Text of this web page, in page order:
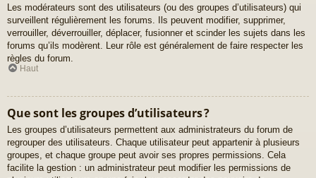
Les modérateurs sont des utilisateurs (ou des groupes d’utilisateurs) qui
surveillent régulièrement les forums. Ils peuvent modifier, supprimer,
verrouiller, déverrouiller, déplacer, fusionner et scinder les sujets dans les
forums qu’ils modèrent. Leur rôle est généralement de faire respecter les
règles du forum.
Haut
Que sont les groupes d’utilisateurs ?
Les groupes d’utilisateurs permettent aux administrateurs du forum de
regrouper des utilisateurs. Chaque utilisateur peut appartenir à plusieurs
groupes, et chaque groupe peut avoir ses propres permissions. Cela
facilite la gestion : un administrateur peut modifier les permissions de